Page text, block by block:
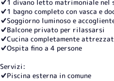
✔️1 divano letto matrimoniale nel
✔️1 bagno completo con vasca e
✔️Soggiorno luminoso e
✔️Balcone privato per rilassarsi
✔️Cucina completamente
✔️Ospita fino a 4 persone
Servizi:
✔️Piscina esterna in comune